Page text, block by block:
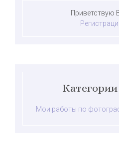
Приветствую
Мои работы по